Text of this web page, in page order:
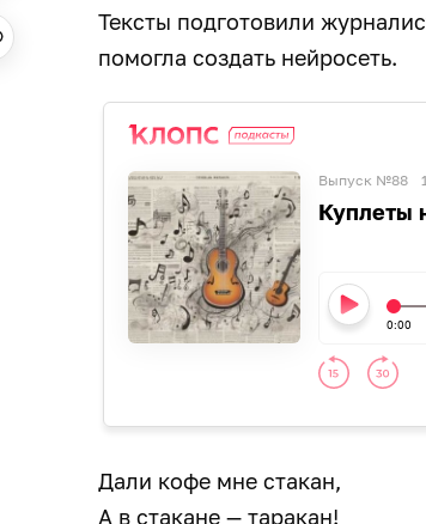
Тексты подготовили
помогла создать нейросеть.
Выпуск №88
Куплеты
0:00
Дали кофе мне стакан,
А в стакане — таракан!